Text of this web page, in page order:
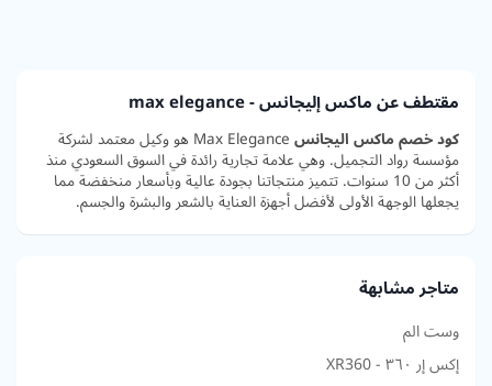
مقتطف عن ماكس إليجانس - max elegance
كود خصم ماكس اليجانس Max Elegance هو وكيل معتمد لشركة
مؤسسة رواد التجميل. وهي علامة تجارية رائدة في السوق السعودي منذ
أكثر من 10 سنوات. تتميز منتجاتنا بجودة عالية وبأسعار منخفضة مما
يجعلها الوجهة الأولى لأفضل أجهزة العناية بالشعر والبشرة والجسم.
متاجر مشابهة
وست الم
إكس إر ٣٦٠ - XR360